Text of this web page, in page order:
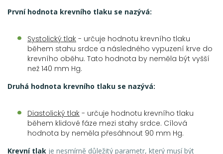
První hodnota krevního tlaku se nazývá:
Systolický tlak - určuje hodnotu krevního tlaku
během stahu srdce a následného vypuzení krve do
krevního oběhu. Tato hodnota by neměla být vyšší
než 140 mm Hg.
Druhá hodnota krevního tlaku se nazývá:
Diastolický tlak - určuje hodnotu krevního tlaku
během klidové fáze mezi stahy srdce. Cílová
hodnota by neměla přesáhnout 90 mm Hg.
Krevní tlak je nesmírně důležitý parametr, který musí být